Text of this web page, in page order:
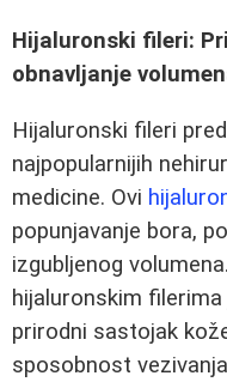
Hijaluronski fileri:
obnavljanje
Hijaluronski fileri
najpopularnijih
medicine. Ovi
popunjavanje bora,
izgubljenog
hijaluronskim
prirodni sastojak
sposobnost